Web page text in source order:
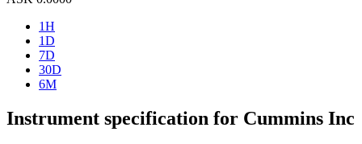
1H
1D
7D
30D
6M
Instrument specification for Cummins Inc